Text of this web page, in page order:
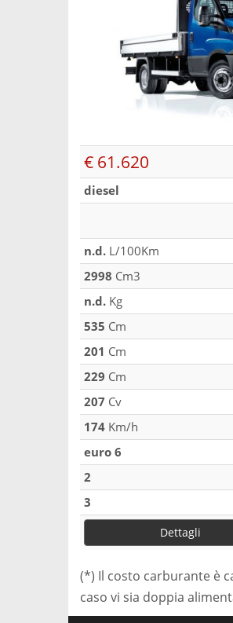
€ 61.620
diesel
n.d. L/100Km
2998 Cm3
n.d. Kg
535 Cm
201 Cm
229 Cm
207 Cv
174 Km/h
euro 6
2
3
Dettagli
(*) Il costo carburante è
caso vi sia doppia